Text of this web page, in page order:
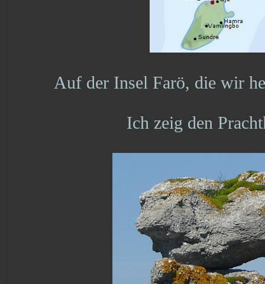
Auf der Insel Farö, die wir
Ich zeig den